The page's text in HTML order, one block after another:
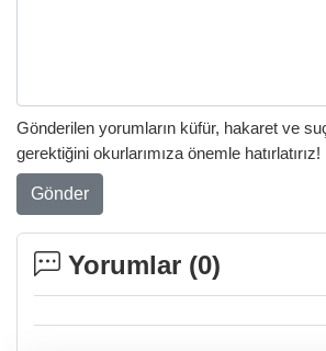
Gönderilen yorumların küfür, hakaret ve
gerektiğini okurlarımıza önemle hatırlatırız!
Gönder
Yorumlar (0)